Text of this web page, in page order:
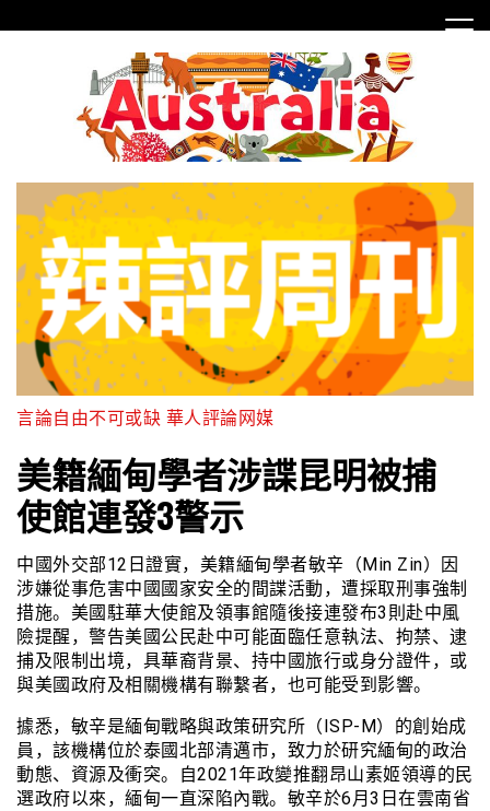
to
言論自由不可或缺 華人評論网媒
美籍緬甸學者涉諜昆明被捕
使館連發3警示
中國外交部12日證實，美籍緬甸學者敏辛（Min Zin）因
涉嫌從事危害中國國家安全的間諜活動，遭採取刑事強制
措施。美國駐華大使館及領事館隨後接連發布3則赴中風
險提醒，警告美國公民赴中可能面臨任意執法、拘禁、逮
捕及限制出境，具華裔背景、持中國旅行或身分證件，或
與美國政府及相關機構有聯繫者，也可能受到影響。
據悉，敏辛是緬甸戰略與政策研究所（ISP-M）的創始成
員，該機構位於泰國北部清邁市，致力於研究緬甸的政治
動態、資源及衝突。自2021年政變推翻昂山素姬領導的民
選政府以來，緬甸一直深陷內戰。敏辛於6月3日在雲南省